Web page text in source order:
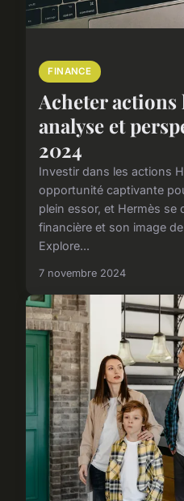
FINANCE
Acheter actions
analyse et
2024
Investir dans les actions
opportunité captivante
plein essor, et Hermès se
financière et son image
Explore...
7 novembre 2024